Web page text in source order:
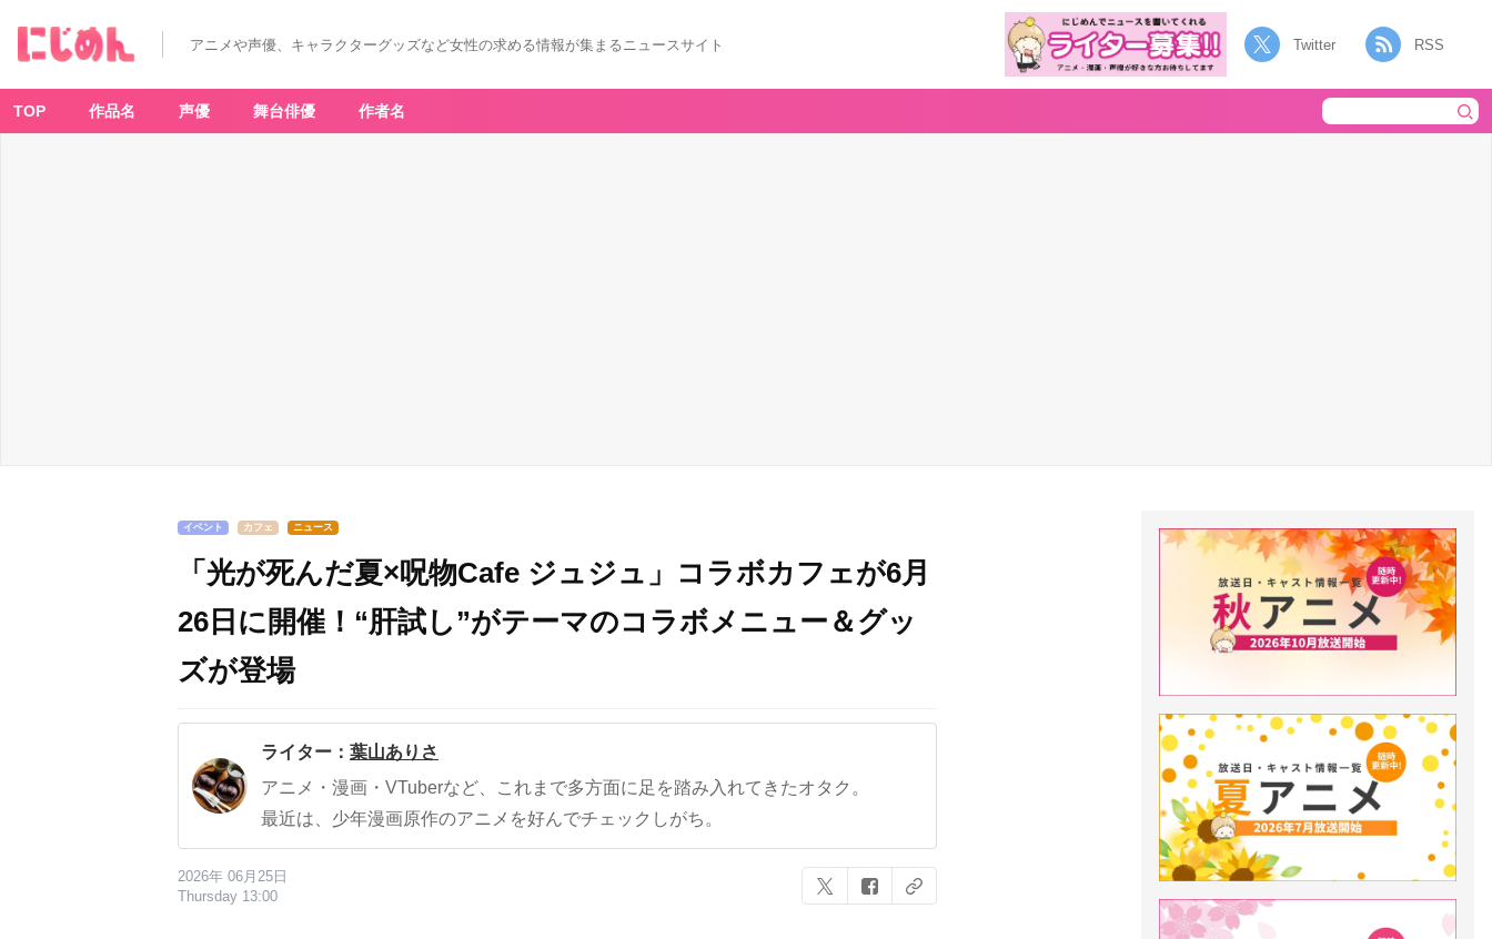
アニメや声優、キャラクターグッズなど女性の求める情報が集まるニュースサイト Twitter RSS
TOP 作品名 声優 舞台俳優 作者名
イベント カフェ ニュース
「光が死んだ夏×呪物Cafe ジュジュ」コラボカフェが6月
26日に開催！“肝試し”がテーマのコラボメニュー＆グッ
ズが登場
ライター： 葉山ありさ
アニメ・漫画・VTuberなど、これまで多方面に足を踏み入れてきたオタク。
最近は、少年漫画原作のアニメを好んでチェックしがち。
2026年 06月25日
Thursday 13:00